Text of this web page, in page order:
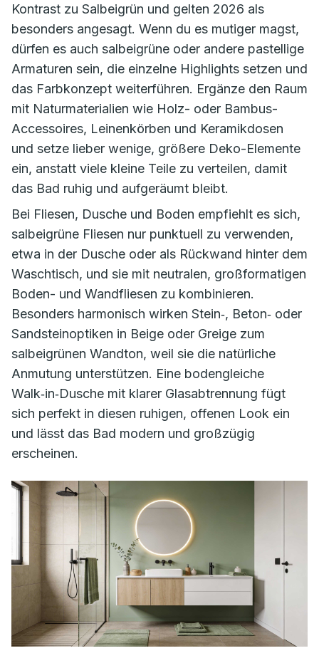
Kontrast zu Salbeigrün und gelten 2026 als
besonders angesagt. Wenn du es mutiger magst,
dürfen es auch salbeigrüne oder andere pastellige
Armaturen sein, die einzelne Highlights setzen und
das Farbkonzept weiterführen. Ergänze den Raum
mit Naturmaterialien wie Holz- oder Bambus-
Accessoires, Leinenkörben und Keramikdosen
und setze lieber wenige, größere Deko-Elemente
ein, anstatt viele kleine Teile zu verteilen, damit
das Bad ruhig und aufgeräumt bleibt.
Bei Fliesen, Dusche und Boden empfiehlt es sich,
salbeigrüne Fliesen nur punktuell zu verwenden,
etwa in der Dusche oder als Rückwand hinter dem
Waschtisch, und sie mit neutralen, großformatigen
Boden- und Wandfliesen zu kombinieren.
Besonders harmonisch wirken Stein‑, Beton‑ oder
Sandsteinoptiken in Beige oder Greige zum
salbeigrünen Wandton, weil sie die natürliche
Anmutung unterstützen. Eine bodengleiche
Walk‑in‑Dusche mit klarer Glasabtrennung fügt
sich perfekt in diesen ruhigen, offenen Look ein
und lässt das Bad modern und großzügig
erscheinen.